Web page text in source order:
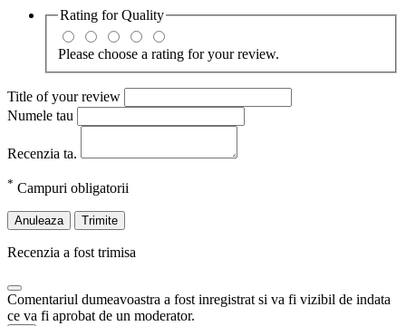
Rating forQuality
Please choose a rating for your review.
Title of your review
Numele tau
Recenzia ta.
* Campuri obligatorii
Anuleaza Trimite
Recenzia a fost trimisa
Comentariul dumeavoastra a fost inregistrat si va fi vizibil de indata
ce va fi aprobat de un moderator.